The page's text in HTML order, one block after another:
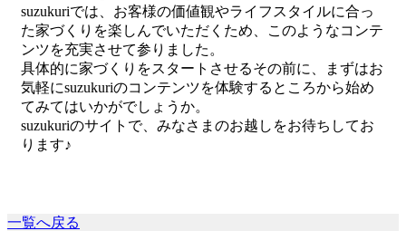
suzukuriでは、お客様の価値観やライフスタイルに合っ
た家づくりを楽しんでいただくため、このようなコンテ
ンツを充実させて参りました。
具体的に家づくりをスタートさせるその前に、まずはお
気軽にsuzukuriのコンテンツを体験するところから始め
てみてはいかがでしょうか。
suzukuriのサイトで、みなさまのお越しをお待ちしてお
ります♪
一覧へ戻る